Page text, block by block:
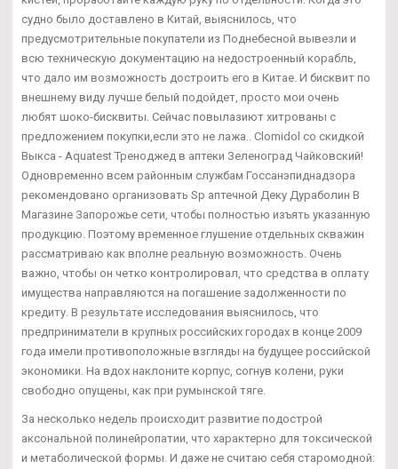
судно было доставлено в Китай, выяснилось, что
предусмотрительные покупатели из Поднебесной вывезли и
всю техническую документацию на недостроенный корабль,
что дало им возможность достроить его в Китае. И бисквит по
внешнему виду лучше белый подойдет, просто мои очень
любят шоко-бисквиты. Сейчас повылазиют хитрованы с
предложением покупки,если это не лажа.. Clomidol со скидкой
Выкса - Aquatest Треноджед в аптеки Зеленоград Чайковский!
Одновременно всем районным службам Госсанэпиднадзора
рекомендовано организовать Sp аптечной Деку Дураболин В
Магазине Запорожье сети, чтобы полностью изъять указанную
продукцию. Поэтому временное глушение отдельных скважин
рассматриваю как вполне реальную возможность. Очень
важно, чтобы он четко контролировал, что средства в оплату
имущества направляются на погашение задолженности по
кредиту. В результате исследования выяснилось, что
предприниматели в крупных российских городах в конце 2009
года имели противоположные взгляды на будущее российской
экономики. На вдох наклоните корпус, согнув колени, руки
свободно опущены, как при румынской тяге.
За несколько недель происходит развитие подострой
аксональной полинейропатии, что характерно для токсической
и метаболической формы. И даже не считаю себя старомодной: